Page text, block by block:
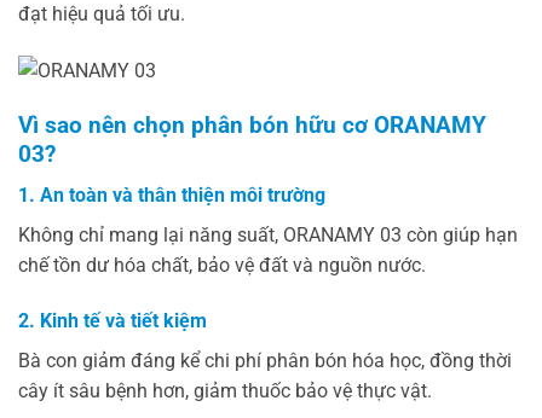
đạt hiệu quả tối ưu.
Vì sao nên chọn phân bón hữu cơ ORANAMY
03?
1. An toàn và thân thiện môi trường
Không chỉ mang lại năng suất, ORANAMY 03 còn giúp hạn
chế tồn dư hóa chất, bảo vệ đất và nguồn nước.
2. Kinh tế và tiết kiệm
Bà con giảm đáng kể chi phí phân bón hóa học, đồng thời
cây ít sâu bệnh hơn, giảm thuốc bảo vệ thực vật.